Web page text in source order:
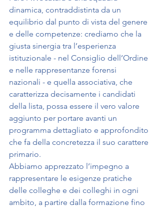
dinamica, contraddistinta da un
equilibrio dal punto di vista del genere
e delle competenze: crediamo che la
giusta sinergia tra l’esperienza
istituzionale - nel Consiglio dell’Ordine
e nelle rappresentanze forensi
nazionali - e quella associativa, che
caratterizza decisamente i candidati
della lista, possa essere il vero valore
aggiunto per portare avanti un
programma dettagliato e approfondito
che fa della concretezza il suo carattere
primario.
Abbiamo apprezzato l’impegno a
rappresentare le esigenze pratiche
delle colleghe e dei colleghi in ogni
ambito, a partire dalla formazione fino